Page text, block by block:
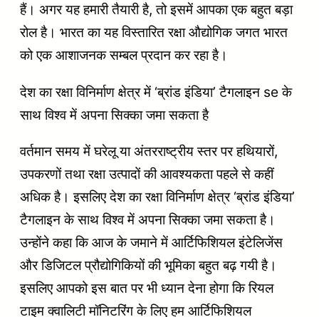
हैं। अगर यह हमारी तैयारी है, तो इसमें आपका एक बहुत बड़ा
रोल है। भारत का यह विस्तारित रक्षा औद्योगिक जगत भारत
को एक आशाजनक सम्बल प्रदान कर रहा है।
देश का रक्षा विनिर्माण क्षेत्र में ‘ब्रांड इंडिया’ टैगलाइन se के
साथ विश्व में अपना सिक्का जमा सकता है
वर्तमान समय में घरेलू या अंतरराष्ट्रीय स्तर पर हथियारों,
उपकरणों तथा रक्षा उत्पादों की आवश्यकता पहले से कहीं
अधिक है। इसलिए देश का रक्षा विनिर्माण क्षेत्र ‘ब्रांड इंडिया’
टैगलाइन के साथ विश्व में अपना सिक्का जमा सकता है।
उन्होंने कहा कि आज के जमाने में आर्टिफिशियल इंटेलिजेंस
और डिजिटल प्रौद्योगिकियों की भूमिका बहुत बढ़ गयी है।
इसलिए आपको इस बात पर भी ध्यान देना होगा कि रियल
टाइम क्वालिटी मॉनिटरिंग के लिए हम आर्टिफिशियल